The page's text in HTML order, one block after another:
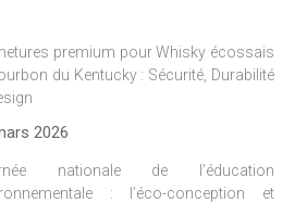
premium pour Whisky écossais
du Kentucky : Sécurité, Durabilité
2026
nationale de l’éducation
: l’éco-conception et